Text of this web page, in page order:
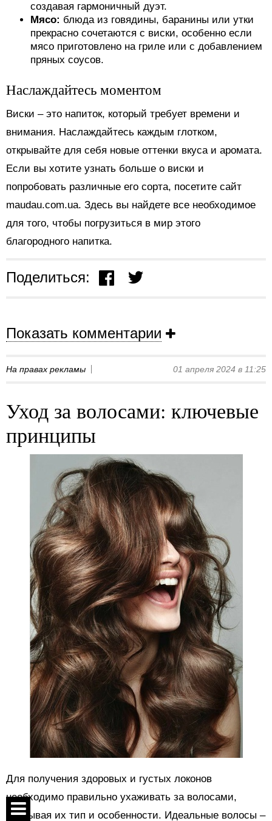
создавая гармоничный дуэт.
Мясо: блюда из говядины, баранины или утки
прекрасно сочетаются с виски, особенно если
мясо приготовлено на гриле или с добавлением
пряных соусов.
Наслаждайтесь моментом
Виски – это напиток, который требует времени и
внимания. Наслаждайтесь каждым глотком,
открывайте для себя новые оттенки вкуса и аромата.
Если вы хотите узнать больше о виски и
попробовать различные его сорта, посетите сайт
maudau.com.ua. Здесь вы найдете все необходимое
для того, чтобы погрузиться в мир этого
благородного напитка.
Поделиться:
Показать комментарии
На правах рекламы 01 апреля 2024 в 11:25
Уход за волосами: ключевые
принципы
Для получения здоровых и густых локонов
необходимо правильно ухаживать за волосами,
учитывая их тип и особенности. Идеальные волосы –